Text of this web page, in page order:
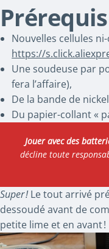
Prérequis
Nouvelles cellules ni-
https://
Une soudeuse par
fera l’affaire),
De la bande de
Du papier-collant «
Jouer avec des
décline toute
Super !Le tout arrivé
dessoudé avant de
petite lime et en avant !